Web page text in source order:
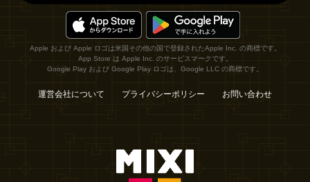
Apple および Apple ロゴは米国その他の国で登録されたApple Inc. の商標です。
App Store は Apple Inc. のサービスマークです。
Google Play および Google Play ロゴは、Google LLC の商標です。
運営会社について プライバシーポリシー お問い合わせ